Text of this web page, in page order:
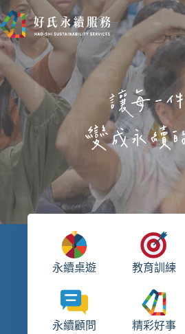
跳
至
主
要
內
永續桌遊 教育訓練
永續顧問 精彩好事